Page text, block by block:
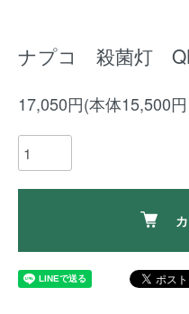
ナプコ 殺菌灯
17,050円(本体15,500